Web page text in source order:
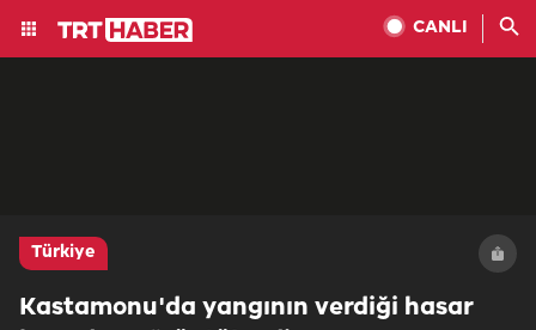
CANLI
Türkiye
Kastamonu'da yangının verdiği hasar